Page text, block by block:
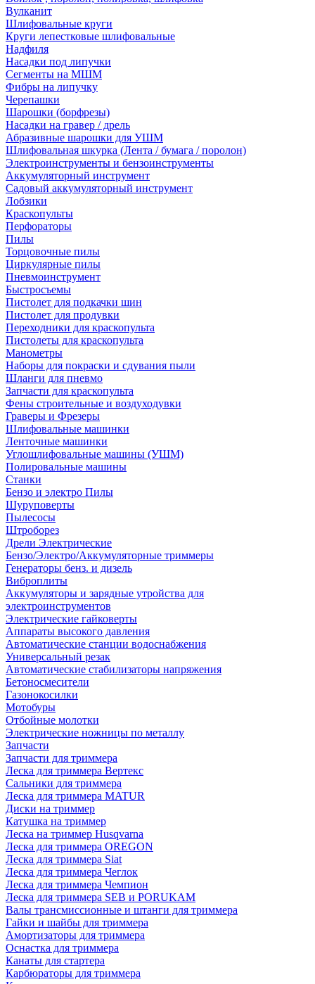
Вулканит
Шлифовальные круги
Круги лепестковые шлифовальные
Надфиля
Насадки под липучки
Сегменты на МШМ
Фибры на липучку
Черепашки
Шарошки (борфрезы)
Насадки на гравер / дрель
Абразивные шарошки для УШМ
Шлифовальная шкурка (Лента / бумага / поролон)
Электроинструменты и бензоинструменты
Аккумуляторный инструмент
Садовый аккумуляторный инструмент
Лобзики
Краскопульты
Перфораторы
Пилы
Торцовочные пилы
Циркулярные пилы
Пневмоинструмент
Быстросъемы
Пистолет для подкачки шин
Пистолет для продувки
Переходники для краскопульта
Пистолеты для краскопульта
Манометры
Наборы для покраски и сдувания пыли
Шланги для пневмо
Запчасти для краскопульта
Фены строительные и воздуходувки
Граверы и Фрезеры
Шлифовальные машинки
Ленточные машинки
Углошлифовальные машины (УШМ)
Полировальные машины
Станки
Бензо и электро Пилы
Шуруповерты
Пылесосы
Штроборез
Дрели Электрические
Бензо/Электро/Аккумуляторные триммеры
Генераторы бенз. и дизель
Виброплиты
Аккумуляторы и зарядные утройства для
электроинструментов
Электрические гайковерты
Аппараты высокого давления
Автоматические станции водоснабжения
Универсальный резак
Автоматические стабилизаторы напряжения
Бетоносмесители
Газонокосилки
Мотобуры
Отбойные молотки
Электрические ножницы по металлу
Запчасти
Запчасти для триммера
Леска для триммера Вертекс
Сальники для триммера
Леска для триммера MATUR
Диски на триммер
Катушка на триммер
Леска на триммер Husqvarna
Леска для триммера OREGON
Леска для триммера Siat
Леска для триммера Чеглок
Леска для триммера Чемпион
Леска для триммера SEB и PORUKAM
Валы трансмиссионные и штанги для триммера
Гайки и шайбы для триммера
Амортизаторы для триммера
Оснастка для триммера
Канаты для стартера
Карбюраторы для триммера